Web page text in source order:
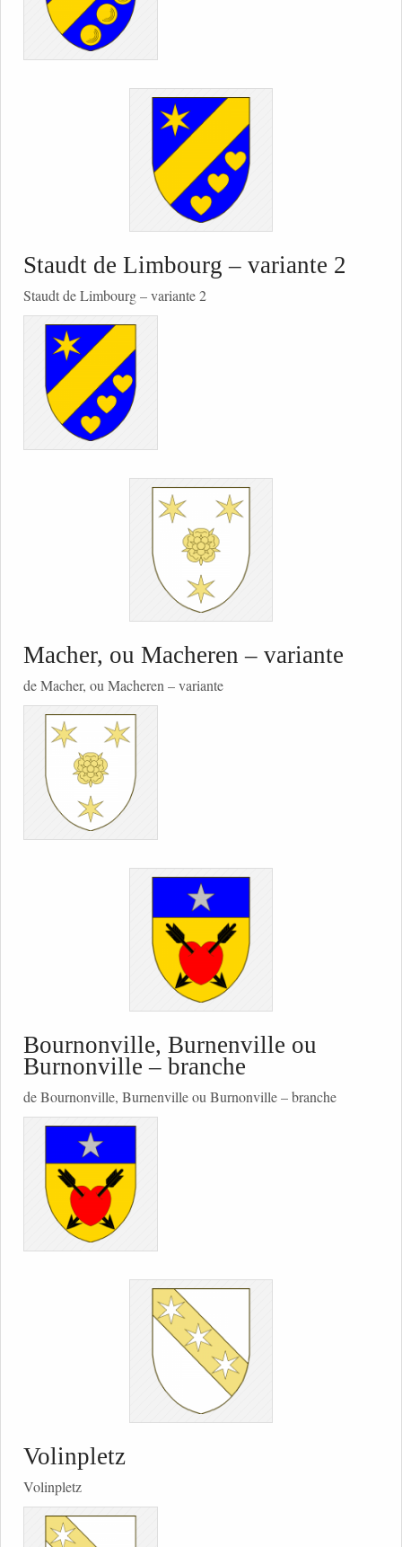
Staudt de Limbourg – variante 2
Staudt de Limbourg – variante 2
Macher, ou Macheren – variante
de Macher, ou Macheren – variante
Bournonville, Burnenville ou
Burnonville – branche
de Bournonville, Burnenville ou Burnonville – branche
Volinpletz
Volinpletz